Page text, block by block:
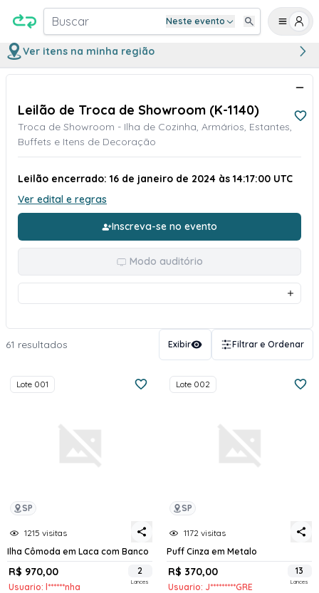
Buscar Neste evento
Ver itens na minha região
Leilão de Troca de Showroom (K-1140)
Troca de Showroom - Ilha de Cozinha, Armários, Estantes,
Buffets e Itens de Decoração
Leilão encerrado: 16 de janeiro de 2024 às 14:17:00 UTC
Ver edital e regras
Inscreva-se no evento
Modo auditório
61 resultados Exibir Filtrar e Ordenar
SP
Lote 001
1215 visitas
Ilha Cômoda em Laca com Banco
R$ 970,00
Usuario: l******nha
2
Lances
SP
Lote 002
1172 visitas
Puff Cinza em Metalo
R$ 370,00
Usuario: J*********GRE
13
Lances